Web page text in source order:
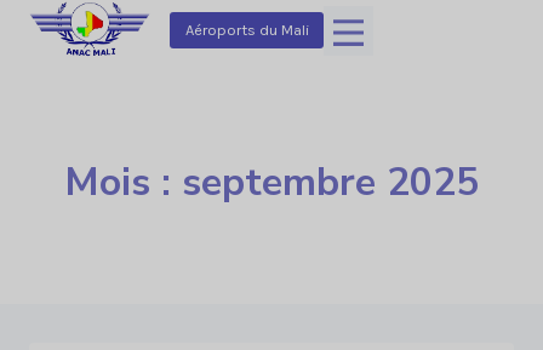
Aller
Aéroports du Mali
Mois : septembre 2025